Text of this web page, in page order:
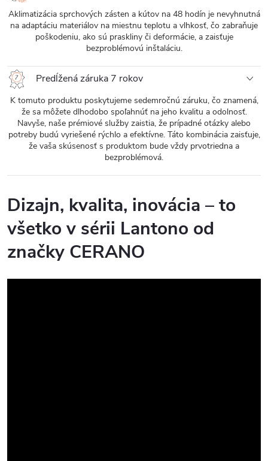
Aklimatizácia sprchových zásten a kútov na 48 hodín je nevyhnutná
na adaptáciu materiálov na miestnu teplotu a vlhkosť, čo zabraňuje
poškodeniu, ako sú praskliny či deformácie, a zaisťuje
bezproblémovú inštaláciu.
Predĺžená záruka 7 rokov
K tomuto produktu poskytujeme sedemročnú záruku, čo znamená,
že sa môžete dlhodobo spoľahnúť na jeho kvalitu a odolnosť.
Navyše, naše prémiové služby zaistia, že prípadné otázky alebo
potreby budú vyriešené rýchlo a efektívne. Táto kombinácia zaisťuje,
že vaša skúsenosť s produktom bude vždy prvotriedna a
bezproblémová.
Dizajn, kvalita, inovácia – to
všetko v sérii Lantono od
značky CERANO